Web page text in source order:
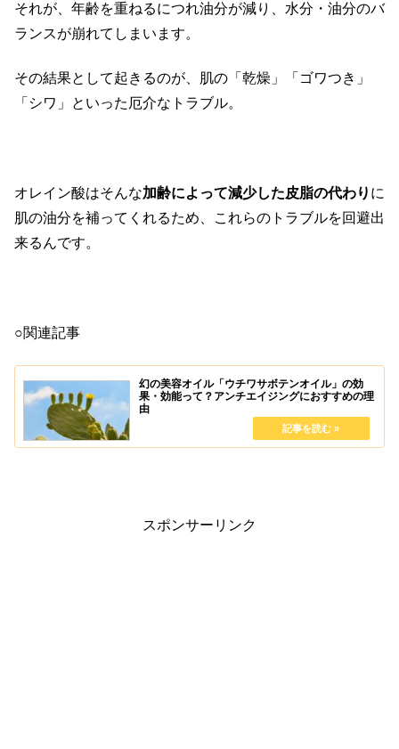
それが、年齢を重ねるにつれ油分が減り、水分・油分のバ
ランスが崩れてしまいます。
その結果として起きるのが、肌の「乾燥」「ゴワつき」
「シワ」といった厄介なトラブル。
オレイン酸はそんな加齢によって減少した皮脂の代わり に
肌の油分を補ってくれるため、これらのトラブルを回避出
来るんです。
○関連記事
幻の美容オイル「ウチワサボテンオイル」の効
果・効能って？アンチエイジングにおすすめの理
由
スポンサーリンク